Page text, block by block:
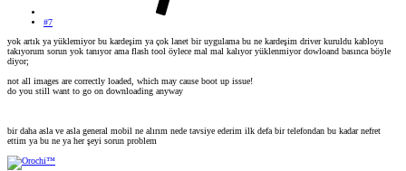
#7
yok artık ya yüklemiyor bu kardeşim ya çok lanet bir uygulama bu ne kardeşim driver kuruldu kabloyu
takıyorum sorun yok tanıyor ama flash tool öylece mal mal kalıyor yüklenmiyor dowloand basınca böyle
diyor;
not all images are correctly loaded, which may cause boot up issue!
do you still want to go on downloading anyway
bir daha asla ve asla general mobil ne alırım nede tavsiye ederim ilk defa bir telefondan bu kadar nefret
ettim ya bu ne ya her şeyi sorun problem